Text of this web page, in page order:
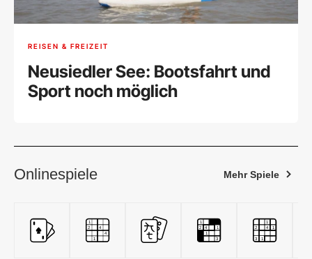
REISEN & FREIZEIT
Neusiedler See: Bootsfahrt und
Sport noch möglich
Onlinespiele Mehr Spiele